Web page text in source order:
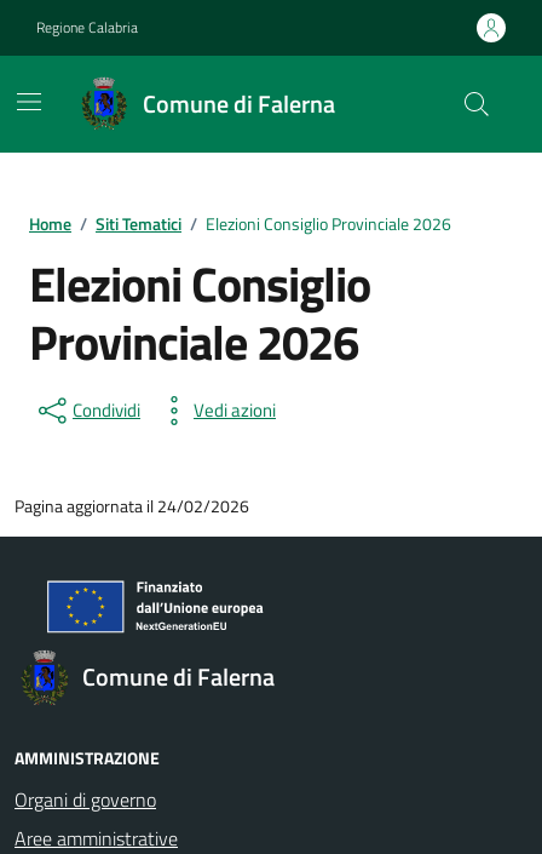
Regione Calabria
Comune di Falerna
Home / Siti Tematici / Elezioni Consiglio Provinciale 2026
Elezioni Consiglio
Provinciale 2026
Condividi Vedi azioni
Pagina aggiornata il 24/02/2026
Comune di Falerna
AMMINISTRAZIONE
Organi di governo
Aree amministrative